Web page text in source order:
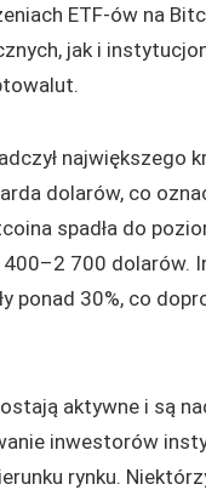
ETF-ów na
jak i
dolarów, co
spadła do
700 dolarów.
ponad 30%, co
aktywne i są
inwestorów
rynku.